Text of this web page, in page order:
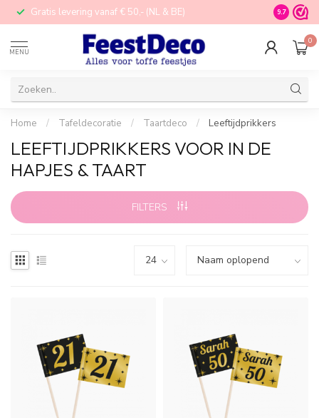
Gratis levering vanaf € 50,- (NL & BE) STORE in
9.7
MENU
0
Home / Tafeldecoratie / Taartdeco / Leeftijdprikkers
LEEFTIJDPRIKKERS VOOR IN DE
HAPJES & TAART
FILTERS